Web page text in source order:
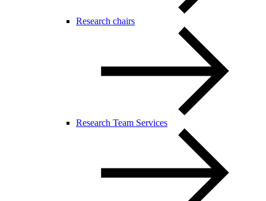
Research chairs
Research Team Services